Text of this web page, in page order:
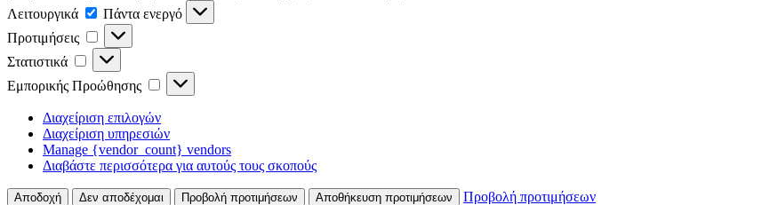
Λειτουργικά
Πάντα ενεργό
Προτιμήσεις
Στατιστικά
Εμπορικής Προώθησης
Διαχείριση επιλογών
Διαχείριση υπηρεσιών
Manage {vendor_count} vendors
Διαβάστε περισσότερα για αυτούς τους σκοπούς
Αποδοχή Δεν αποδέχομαι Προβολή προτιμήσεων Αποθήκευση προτιμήσεων Προβολή προτιμήσεων